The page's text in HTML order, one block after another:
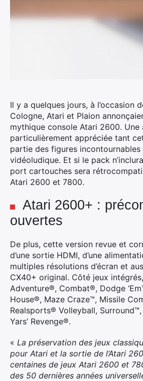
Il y a quelques jours, à l’occasion
Cologne, Atari et Plaion
mythique console Atari 2600. Une
particulièrement appréciée tant
partie des figures
vidéoludique. Et si le pack
port cartouches sera
Atari 2600 et 7800.
Atari 2600+ :
ouvertes
De plus, cette version revue et
d’une sortie HDMI, d’une
multiples résolutions d’écran et
CX40+ original. Côté jeux
Adventure®, Combat®, Dodge
House®, Maze Craze™, Missile
Realsports® Volleyball,
Yars’ Revenge®.
« La préservation des jeux
pour Atari et la sortie de l’Atari
centaines de jeux Atari 2600 et
des 50 dernières années